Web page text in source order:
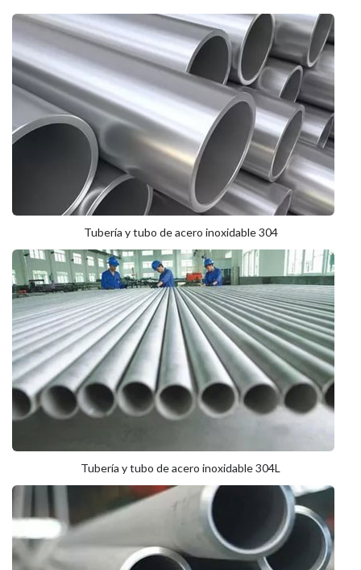
Tubería y tubo de acero inoxidable 304
Tubería y tubo de acero inoxidable 304L